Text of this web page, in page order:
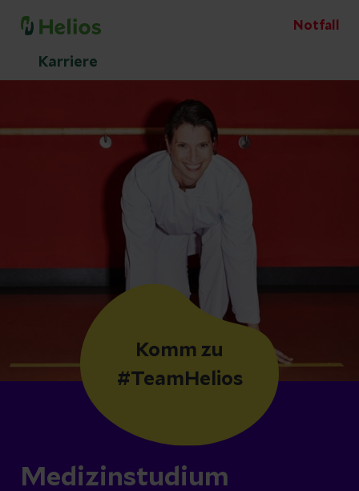
Notfall
Karriere
Medizinstudium
Komm zu
#TeamHelios